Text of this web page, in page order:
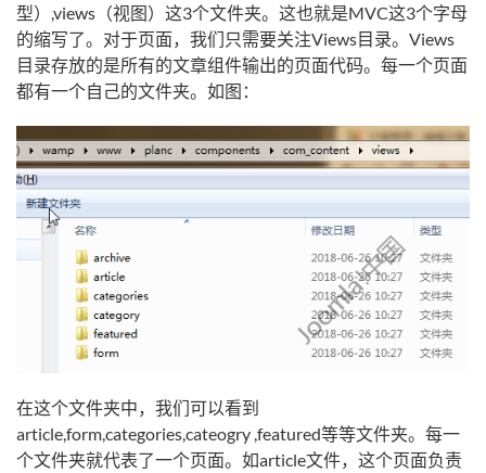
型）,views（视图）这3个文件夹。这也就是MVC这3个字母
的缩写了。对于页面，我们只需要关注Views目录。Views
目录存放的是所有的文章组件输出的页面代码。每一个页面
都有一个自己的文件夹。如图：
在这个文件夹中，我们可以看到
article,form,categories,cateogry ,featured等等文件夹。每一
个文件夹就代表了一个页面。如article文件，这个页面负责